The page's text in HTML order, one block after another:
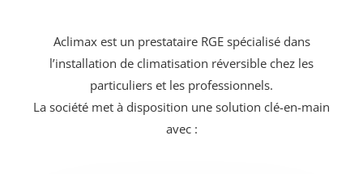
Aclimax est un prestataire RGE spécialisé dans
l’installation de climatisation réversible chez les
particuliers et les professionnels.
La société met à disposition une solution clé-en-main
avec :